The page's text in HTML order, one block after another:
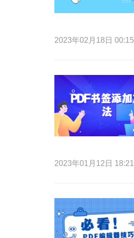
2023年02月18日 00:15
2023年01月12日 18:21